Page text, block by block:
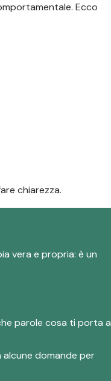
Ecco
chiarezza.
vera e propria: è un
parole cosa ti porta a
domande per